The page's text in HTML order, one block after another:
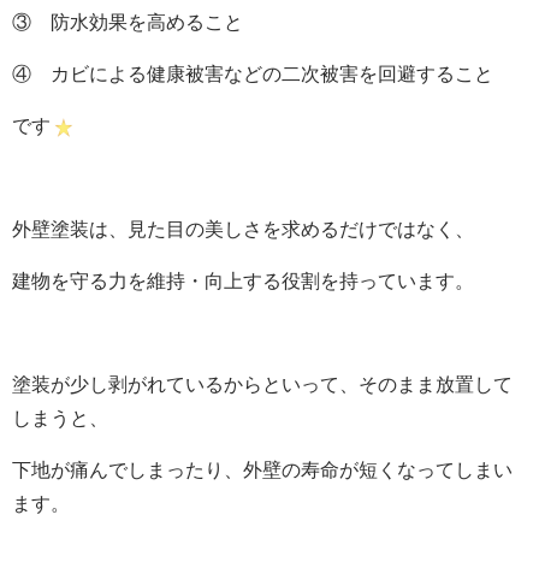
③ 防水効果を高めること
④ カビによる健康被害などの二次被害を回避すること
です
外壁塗装は、見た目の美しさを求めるだけではなく、
建物を守る力を維持・向上する役割を持っています。
塗装が少し剥がれているからといって、そのまま放置して
しまうと、
下地が痛んでしまったり、外壁の寿命が短くなってしまい
ます。